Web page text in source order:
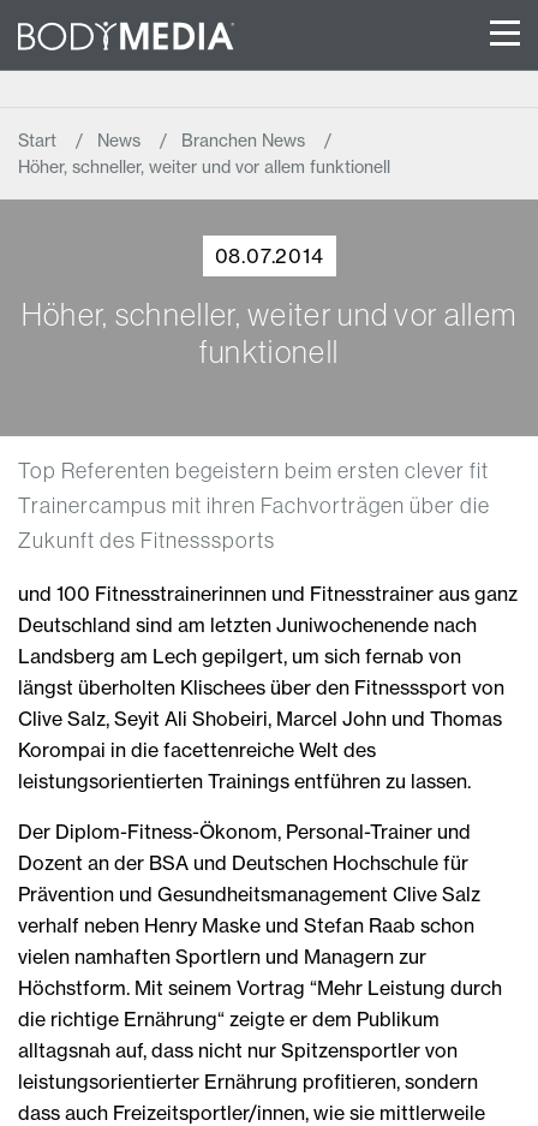
Start News
Branchen News
Höher, schneller, weiter und vor allem funktionell
08.07.2014
Höher, schneller, weiter und vor allem
funktionell
Top Referenten begeistern beim ersten clever fit
Trainercampus mit ihren Fachvorträgen über die
Zukunft des Fitnesssports
und 100 Fitnesstrainerinnen und Fitnesstrainer aus ganz
Deutschland sind am letzten Juniwochenende nach
Landsberg am Lech gepilgert, um sich fernab von
längst überholten Klischees über den Fitnesssport von
Clive Salz, Seyit Ali Shobeiri, Marcel John und Thomas
Korompai in die facettenreiche Welt des
leistungsorientierten Trainings entführen zu lassen.
Der Diplom-Fitness-Ökonom, Personal-Trainer und
Dozent an der BSA und Deutschen Hochschule für
Prävention und Gesundheitsmanagement Clive Salz
verhalf neben Henry Maske und Stefan Raab schon
vielen namhaften Sportlern und Managern zur
Höchstform. Mit seinem Vortrag “Mehr Leistung durch
die richtige Ernährung“ zeigte er dem Publikum
alltagsnah auf, dass nicht nur Spitzensportler von
leistungsorientierter Ernährung profitieren, sondern
dass auch Freizeitsportler/innen, wie sie mittlerweile